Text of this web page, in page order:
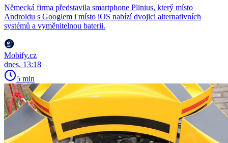
Německá firma představila smartphone Plinius, který místo
Androidu s Googlem i místo iOS nabízí dvojici alternativních
systémů a vyměnitelnou baterii.
Mobify.cz
dnes, 13:18
5 min